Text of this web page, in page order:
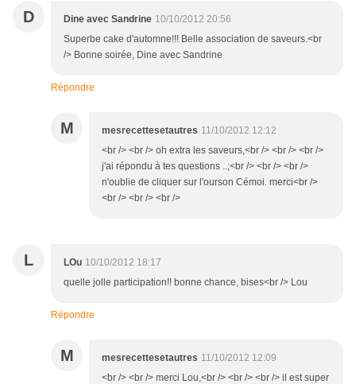
D Dine avec Sandrine 10/10/2012 20:56
Superbe cake d'automne!!! Belle association de saveurs.<br
/> Bonne soirée, Dine avec Sandrine
Répondre
M mesrecettesetautres 11/10/2012 12:12
<br /> <br /> oh extra les saveurs,<br /> <br /> <br />
j'ai répondu à tes questions ..;<br /> <br /> <br />
n'oublie de cliquer sur l'ourson Cémoi. merci<br />
<br /> <br /> <br />
L LOu 10/10/2012 18:17
quelle jolle participation!! bonne chance, bises<br /> Lou
Répondre
M mesrecettesetautres 11/10/2012 12:09
<br /> <br /> merci Lou,<br /> <br /> <br /> il est super